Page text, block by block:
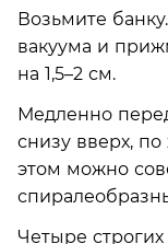
Возьмите
вакуума и
на 1,5–2 см.
Медленно
снизу вверх,
этом можно
Четыре